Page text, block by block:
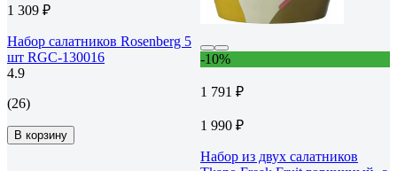
1 309 ₽
Набор салатников Rosenberg 5
шт RGC-130016
4.9
(26)
В корзину
-10%
1 791 ₽
1 990 ₽
Набор из двух салатников